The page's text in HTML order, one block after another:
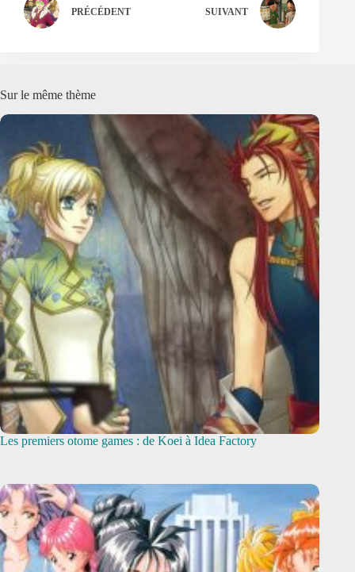
PRÉCÉDENT SUIVANT
Sur le même thème
Les premiers otome games : de Koei à Idea Factory